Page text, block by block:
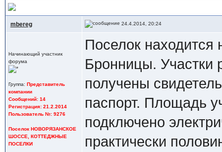
mbereg 24.4.2014, 20:24
Начинающий участник
форума
Группа: Представитель
компании
Сообщений: 14
Регистрация: 21.2.2014
Пользователь №: 9276
Поселок НОВОРЯЗАНСКОЕ
ШОССЕ, КОТТЕДЖНЫЕ
ПОСЕЛКИ
Поселок находится
Бронницы. Участки
получены
паспорт. Площадь
подключено
практически